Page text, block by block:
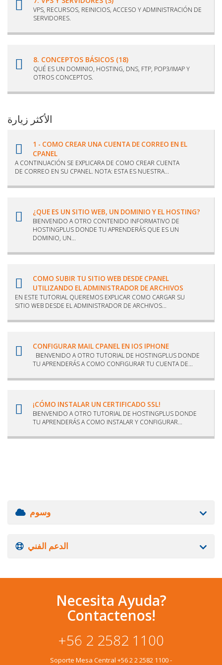
VPS, RECURSOS, REINICIOS, ACCESO Y ADMINISTRACIÓN DE
SERVIDORES.
8. CONCEPTOS BÁSICOS (18)
QUÉ ES UN DOMINIO, HOSTING, DNS, FTP, POP3/IMAP Y
OTROS CONCEPTOS.
الأكثر زيارة
1 - COMO CREAR UNA CUENTA DE CORREO EN EL
CPANEL
A CONTINUACIÓN SE EXPLICARA DE COMO CREAR CUENTA
DE CORREO EN SU CPANEL. NOTA: ESTA ES NUESTRA...
¿QUE ES UN SITIO WEB, UN DOMINIO Y EL HOSTING?
BIENVENIDO A OTRO CONTENIDO INFORMATIVO DE
HOSTINGPLUS DONDE TU APRENDERÁS QUE ES UN
DOMINIO, UN...
COMO SUBIR TU SITIO WEB DESDE CPANEL
UTILIZANDO EL ADMINISTRADOR DE ARCHIVOS
EN ESTE TUTORIAL QUEREMOS EXPLICAR COMO CARGAR SU
SITIO WEB DESDE EL ADMINISTRADOR DE ARCHIVOS...
CONFIGURAR MAIL CPANEL EN IOS IPHONE
BIENVENIDO A OTRO TUTORIAL DE HOSTINGPLUS DONDE
TU APRENDERÁS A COMO CONFIGURAR TU CUENTA DE...
¡CÓMO INSTALAR UN CERTIFICADO SSL!
BIENVENIDO A OTRO TUTORIAL DE HOSTINGPLUS DONDE
TU APRENDERÁS A COMO INSTALAR Y CONFIGURAR...
وسوم
الدعم الفني
Necesita Ayuda?
Contactenos!
+56 2 2582 1100
Soporte Mesa Central +56 2 2 2582 1100-